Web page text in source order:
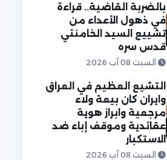
بالضربة القاضية.. قراءة
في ذهول الأعداء من
تشييع السيد الخامنئي
قدس سره
السبت 08 آب 2026
التشيع العظيم في العراق
وايران كان بيعة ولاء
مرجعية وابراز هوية
عقائدية وموقف إباء ضد
الاستكبار
السبت 08 آب 2026